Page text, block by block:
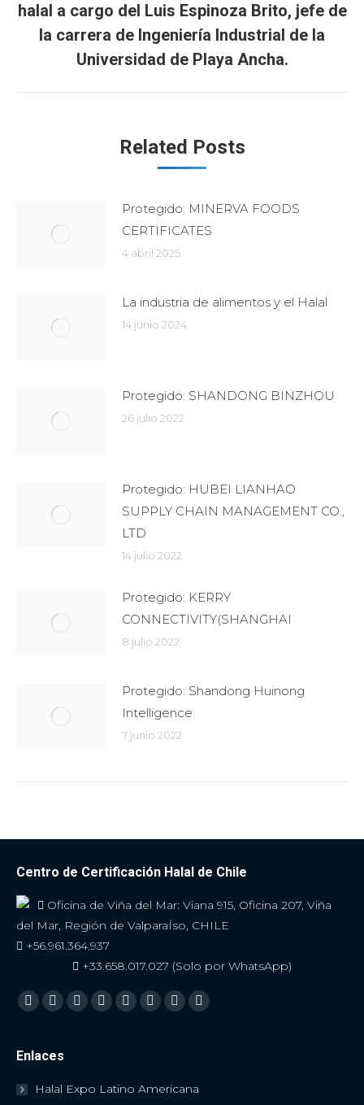
Publicación
siguiente:
halal a cargo del Luis Espinoza Brito, jefe de
la carrera de Ingeniería Industrial de la
Universidad de Playa Ancha.
Related Posts
Protegido: MINERVA FOODS
CERTIFICATES
4 abril 2025
La industria de alimentos y el Halal
14 junio 2024
Protegido: SHANDONG BINZHOU
26 julio 2022
Protegido: HUBEI LIANHAO
SUPPLY CHAIN MANAGEMENT CO.,
LTD
14 julio 2022
Protegido: KERRY
CONNECTIVITY(SHANGHAI
8 julio 2022
Protegido: Shandong Huinong
Intelligence
7 junio 2022
Centro de Certificación Halal de Chile
Oficina de Viña del Mar: Viana 915, Oficina 207, Viña
del Mar, Región de ValparaÍso, CHILE
+56.961.364.937
+33.658.017.027 (Solo por WhatsApp)
Encuéntranos en:
Facebook
TwitterYouTube
Linkedin
SkypeInstagram
MailViber
Enlaces
Halal Expo Latino Americana